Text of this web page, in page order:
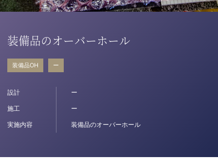
病院関係者の方
自治体関係者の方
設計及び建築関係者の方
English
装備品のオーバーホール
装備品OH ー
設計 ー
施工 ー
実施内容 装備品のオーバーホール